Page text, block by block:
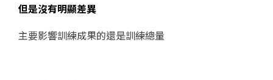
但是沒有明顯差異
主要影響訓練成果的還是訓練總量